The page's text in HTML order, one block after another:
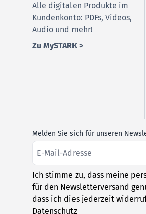
Alle digitalen Produkte im
Kundenkonto: PDFs, Videos,
Audio und mehr!
Zu MySTARK >
Melden Sie sich für unseren
Ich stimme zu, dass meine
für den Newsletterversand
dass ich dies jederzeit
Datenschutz